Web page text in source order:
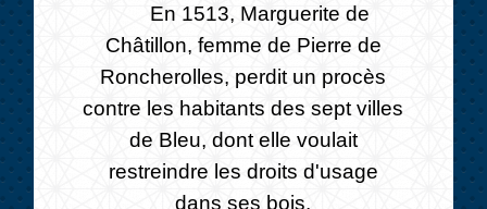
En 1513, Marguerite de
Châtillon, femme de Pierre de
Roncherolles, perdit un procès
contre les habitants des sept villes
de Bleu, dont elle voulait
restreindre les droits d'usage
dans ses bois.